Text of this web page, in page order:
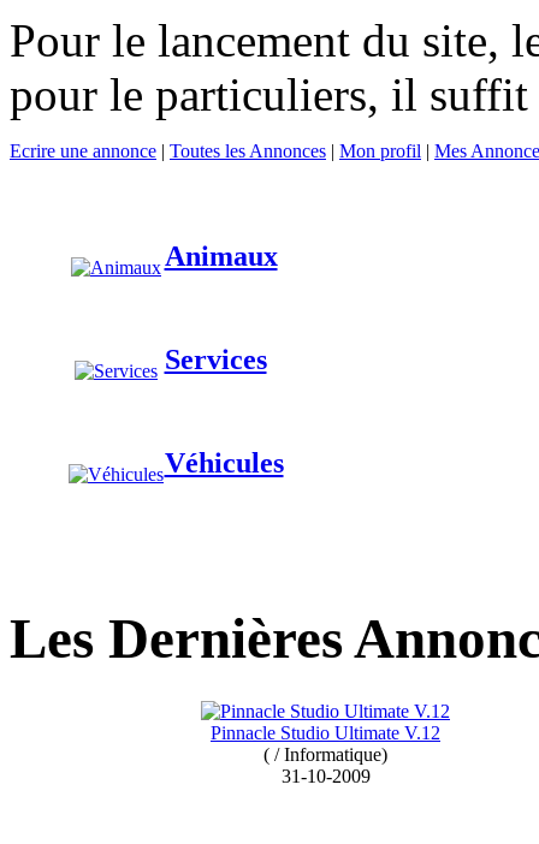
Pour le lancement du site,
pour le particuliers, il
Ecrire une annonce | Toutes les Annonces | Mon profil | Mes
Animaux
Services
Véhicules
Les Dernières
Pinnacle Studio Ultimate V.12
( / Informatique)
31-10-2009